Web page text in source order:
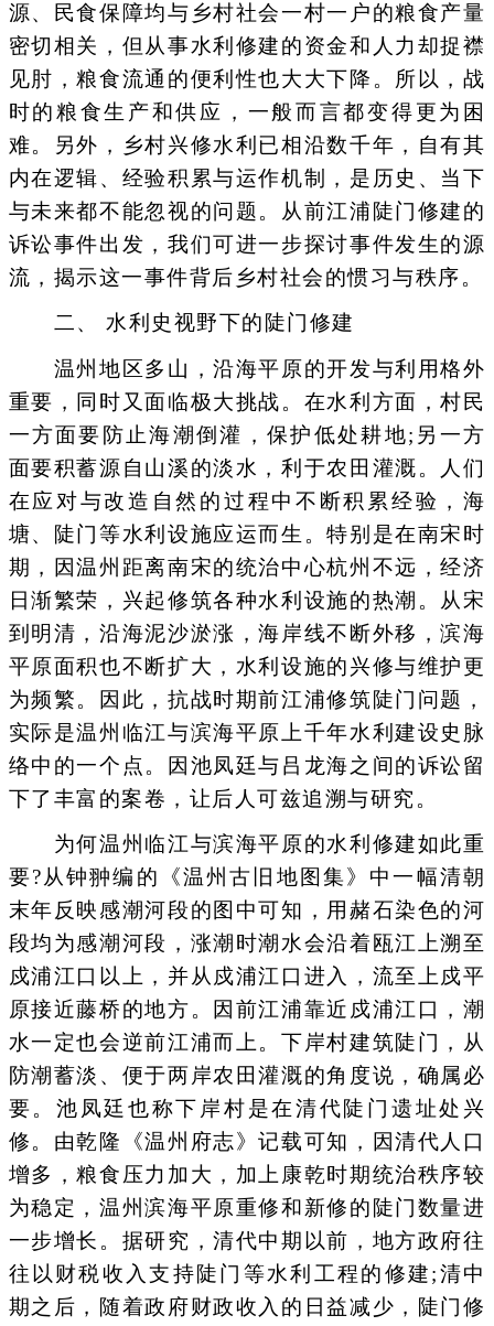
源、民食保障均与乡村社会一村一户的粮食产量
密切相关，但从事水利修建的资金和人力却捉襟
见肘，粮食流通的便利性也大大下降。所以，战
时的粮食生产和供应，一般而言都变得更为困
难。另外，乡村兴修水利已相沿数千年，自有其
内在逻辑、经验积累与运作机制，是历史、当下
与未来都不能忽视的问题。从前江浦陡门修建的
诉讼事件出发，我们可进一步探讨事件发生的源
流，揭示这一事件背后乡村社会的惯习与秩序。
二、 水利史视野下的陡门修建
温州地区多山，沿海平原的开发与利用格外
重要，同时又面临极大挑战。在水利方面，村民
一方面要防止海潮倒灌，保护低处耕地;另一方
面要积蓄源自山溪的淡水，利于农田灌溉。人们
在应对与改造自然的过程中不断积累经验，海
塘、陡门等水利设施应运而生。特别是在南宋时
期，因温州距离南宋的统治中心杭州不远，经济
日渐繁荣，兴起修筑各种水利设施的热潮。从宋
到明清，沿海泥沙淤涨，海岸线不断外移，滨海
平原面积也不断扩大，水利设施的兴修与维护更
为频繁。因此，抗战时期前江浦修筑陡门问题，
实际是温州临江与滨海平原上千年水利建设史脉
络中的一个点。因池凤廷与吕龙海之间的诉讼留
下了丰富的案卷，让后人可兹追溯与研究。
为何温州临江与滨海平原的水利修建如此重
要?从钟翀编的《温州古旧地图集》中一幅清朝
末年反映感潮河段的图中可知，用赭石染色的河
段均为感潮河段，涨潮时潮水会沿着瓯江上溯至
戍浦江口以上，并从戍浦江口进入，流至上戍平
原接近藤桥的地方。因前江浦靠近戍浦江口，潮
水一定也会逆前江浦而上。下岸村建筑陡门，从
防潮蓄淡、便于两岸农田灌溉的角度说，确属必
要。池凤廷也称下岸村是在清代陡门遗址处兴
修。由乾隆《温州府志》记载可知，因清代人口
增多，粮食压力加大，加上康乾时期统治秩序较
为稳定，温州滨海平原重修和新修的陡门数量进
一步增长。据研究，清代中期以前，地方政府往
往以财税收入支持陡门等水利工程的修建;清中
期之后，随着政府财政收入的日益减少，陡门修